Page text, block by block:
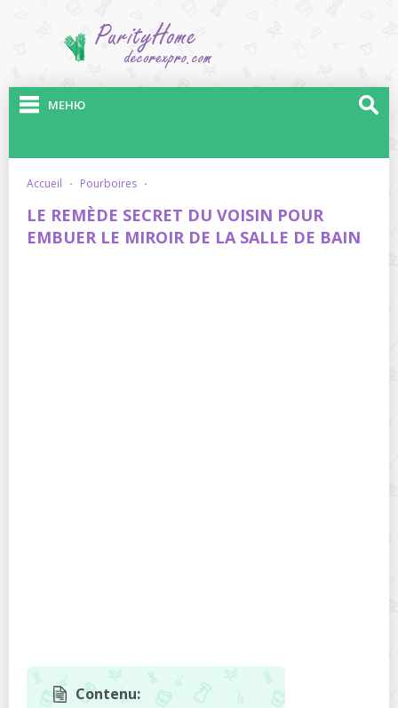
МЕНЮ
accueil · pourboires ·
LE REMÈDE SECRET DU VOISIN POUR
EMBUER LE MIROIR DE LA SALLE DE BAIN
Contenu: